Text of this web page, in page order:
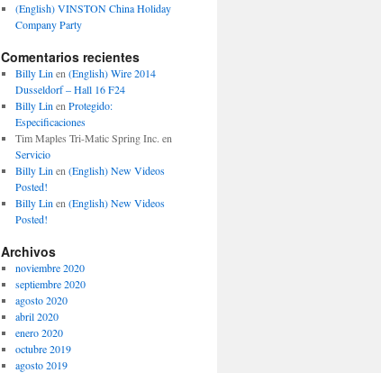
(English) VINSTON China Holiday
Company Party
Comentarios recientes
Billy Lin en (English) Wire 2014
Dusseldorf – Hall 16 F24
Billy Lin en Protegido:
Especificaciones
Tim Maples Tri-Matic Spring Inc. en
Servicio
Billy Lin en (English) New Videos
Posted!
Billy Lin en (English) New Videos
Posted!
Archivos
noviembre 2020
septiembre 2020
agosto 2020
abril 2020
enero 2020
octubre 2019
agosto 2019